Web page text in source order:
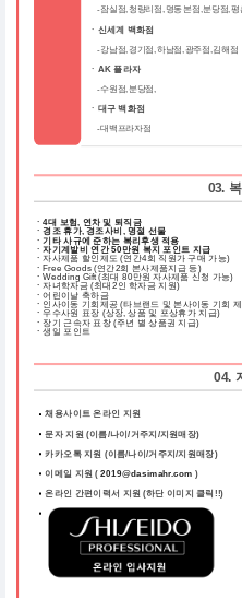
- 잠실점, 청량리점, 명동 본점, 분당점,
ㆍ신세계 백화점
- 강남점, 경기점, 하남점, 광주점, 김해점
ㆍAK 플라자
- 수원점, 분당점,
ㆍ대구 백화점
- 대백프라자점
03.
ㆍ4대 보험, 연차 및 퇴직금
ㆍ경조 휴가, 경조사비, 명절 선물
ㆍ기타 사규에 준하는 복리후생 적용
ㆍ자기계발비 연간 50만원 복지 포인트 지급
ㆍ자사제품 할인제도 (연간4회 직원가 구매 가능)
ㆍFree Goods (연간2회 본사제품지급 등)
ㆍWedding Gift (최대 80만원 자사제품 신청 가능)
ㆍ자녀학자금 (최대2인 학자금 지원)
ㆍ어린이날 축하금
ㆍ 인사이동 기회제공 (타브랜드 및 본사이동 기회
ㆍ우수사원 표장 (상장, 상품 및 포상휴가 지급)
ㆍ장기 근속자 표창 (주년 별 상품권 지급)
ㆍ생일 포인트
04.
채용사이트 온라인 지원
문자 지원 (이름/나이/거주지/지원매장)
카카오톡 지원 (이름/나이/거주지/지원매장)
이메일 지원 (2019@dasimahr.com )
온라인 간편이력서 지원 (하단 이미지 클릭!!)